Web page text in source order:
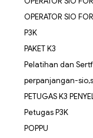
OPERATOR SIO
P3K
PAKET K3
Pelatihan dan
perpanjangan-
PETUGAS K3
Petugas P3K
POPPU